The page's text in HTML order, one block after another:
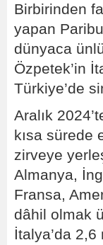
Birbirinden
yapan
dünyaca
Özpetek’in
Türkiye’de
Aralık
kısa sürede
zirveye
Almanya,
Fransa,
dâhil olmak
İtalya’da